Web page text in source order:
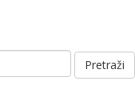
Pretraži: